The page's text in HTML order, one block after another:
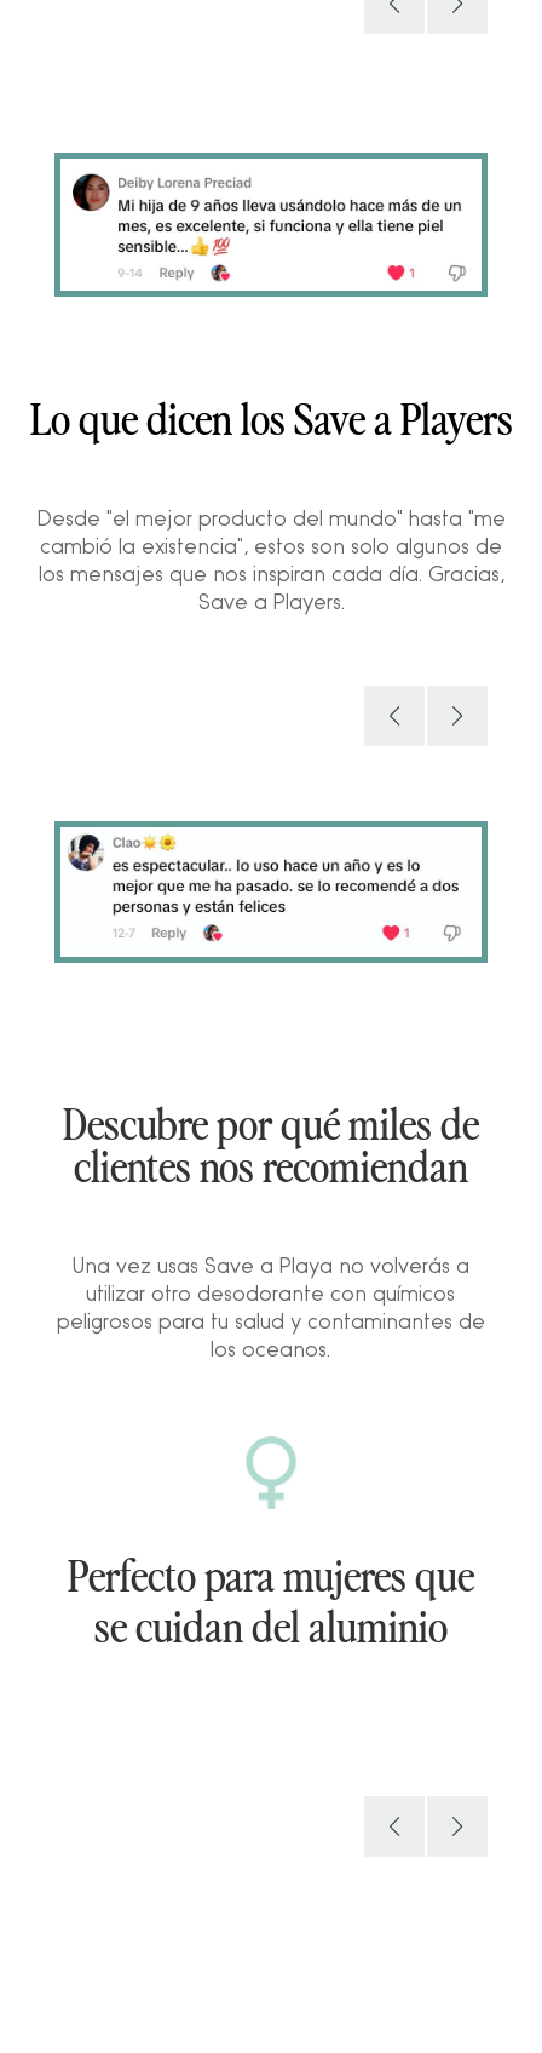
Lo que dicen los Save a Players
Desde "el mejor producto del mundo" hasta "me
cambió la existencia", estos son solo algunos de
los mensajes que nos inspiran cada día. Gracias,
Save a Players.
Descubre por qué miles de
clientes nos recomiendan
Una vez usas Save a Playa no volverás a
utilizar otro desodorante con químicos
peligrosos para tu salud y contaminantes de
los oceanos.
Perfecto para mujeres que
se cuidan del aluminio